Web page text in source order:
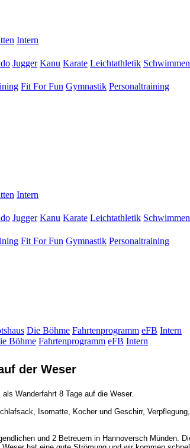
Intern
Jugger Kanu Karate Leichtathletik Schwimmen
Fit For Fun Gymnastik Personaltraining
Intern
Jugger Kanu Karate Leichtathletik Schwimmen
Fit For Fun Gymnastik Personaltraining
Die Böhme Fahrtenprogramm eFB Intern
Böhme Fahrtenprogramm eFB Intern